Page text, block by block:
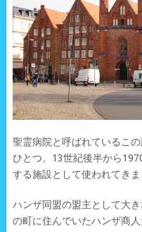
聖霊病院と呼ばれているこ
ひとつ。13世紀後半から
する施設として使われてきま
ハンザ同盟の盟主として大
の町に住んでいたハンザ商